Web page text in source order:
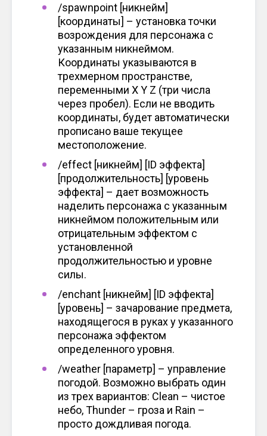
/spawnpoint [никнейм]
[координаты] – установка точки
возрождения для персонажа с
указанным никнеймом.
Координаты указываются в
трехмерном пространстве,
переменными X Y Z (три числа
через пробел). Если не вводить
координаты, будет автоматически
прописано ваше текущее
местоположение.
/effect [никнейм] [ID эффекта]
[продолжительность] [уровень
эффекта] – дает возможность
наделить персонажа с указанным
никнеймом положительным или
отрицательным эффектом с
установленной
продолжительностью и уровне
силы.
/enchant [никнейм] [ID эффекта]
[уровень] – зачарование предмета,
находящегося в руках у указанного
персонажа эффектом
определенного уровня.
/weather [параметр] – управление
погодой. Возможно выбрать один
из трех вариантов: Clean – чистое
небо, Thunder – гроза и Rain –
просто дождливая погода.